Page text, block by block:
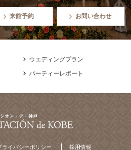
来館予約 お問い合わせ
ウエディングプラン
パーティーレポート
ライバシーポリシー 採用情報